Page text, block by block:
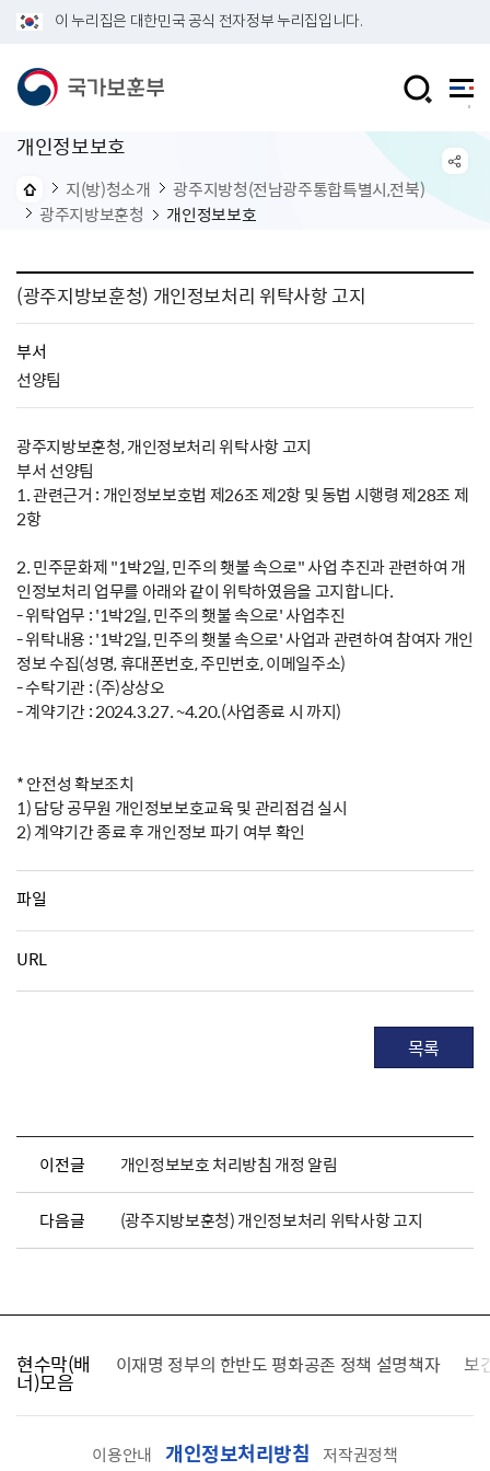
이 누리집은 대한민국 공식 전자정부 누리집입니다.
개인정보보호
지(방)청소개
광주지방청(전남광주통합특별시,전북)
광주지방보훈청
개인정보보호
(광주지방보훈청) 개인정보처리 위탁사항 고지
부서
선양팀
광주지방보훈청, 개인정보처리 위탁사항 고지
부서 선양팀
1. 관련근거 : 개인정보보호법 제26조 제2항 및 동법 시행령 제28조 제
2항
2. 민주문화제 "1박2일, 민주의 횃불 속으로" 사업 추진과 관련하여 개
인정보처리 업무를 아래와 같이 위탁하였음을 고지합니다.
- 위탁업무 : '1박2일, 민주의 횃불 속으로' 사업추진
- 위탁내용 : '1박2일, 민주의 횃불 속으로' 사업과 관련하여 참여자 개인
정보 수집(성명, 휴대폰번호, 주민번호, 이메일주소)
- 수탁기관 : (주)상상오
- 계약기간 : 2024.3.27. ~4.20.(사업종료 시 까지)
* 안전성 확보조치
1) 담당 공무원 개인정보보호교육 및 관리점검 실시
2) 계약기간 종료 후 개인정보 파기 여부 확인
파일
URL
목록
이전글 개인정보보호 처리방침 개정 알림
다음글 (광주지방보훈청) 개인정보처리 위탁사항 고지
현수막(배
너)모음
찾습니다 이재명 정부의 한반도 평화공존 정책 설명책자 보
이용안내 개인정보처리방침 저작권정책